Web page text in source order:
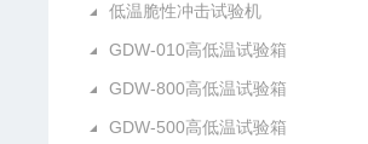
低温脆性冲击试验机
GDW-010高低温试验箱
GDW-800高低温试验箱
GDW-500高低温试验箱